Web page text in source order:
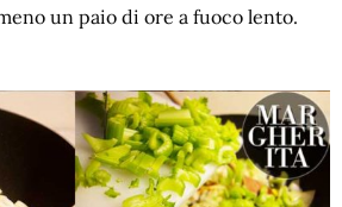
un paio di ore a fuoco lento.